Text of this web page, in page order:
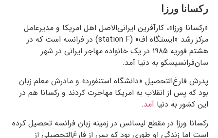
رکسانا ورزا
«رکسانا ورزا»، کارآفرین ایرانی‌الاصل اهل امریکا و مدیرعامل
مرکز رشد «ایستگاه اف» (station F) در فرانسه است که در
هشتم فوریه ۱۹۸۵ در یک خانواده مهاجر ایرانی در شهر
سان‌فرانسیسکو به دنیا آمد.
پدرش فارغ‌التحصیل «دانشگاه استنفورد» و مادرش معلم زبان
بود که پس از انقلاب به امریکا مهاجرت کردند و رکسانا هم در
این کشور به دنیاآمد.
رکسانا ورزا در مقطع لیسانس در زمینه زبان فرانسه تحصیل کرده
است اما زندگی او طوری بود که پس از فارغ‌التحصیلی از